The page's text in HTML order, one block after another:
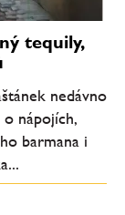
tequily,
nedávno
nápojích,
barmana i